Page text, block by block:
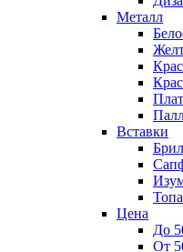
Металл
Вставки
Цена
До
От